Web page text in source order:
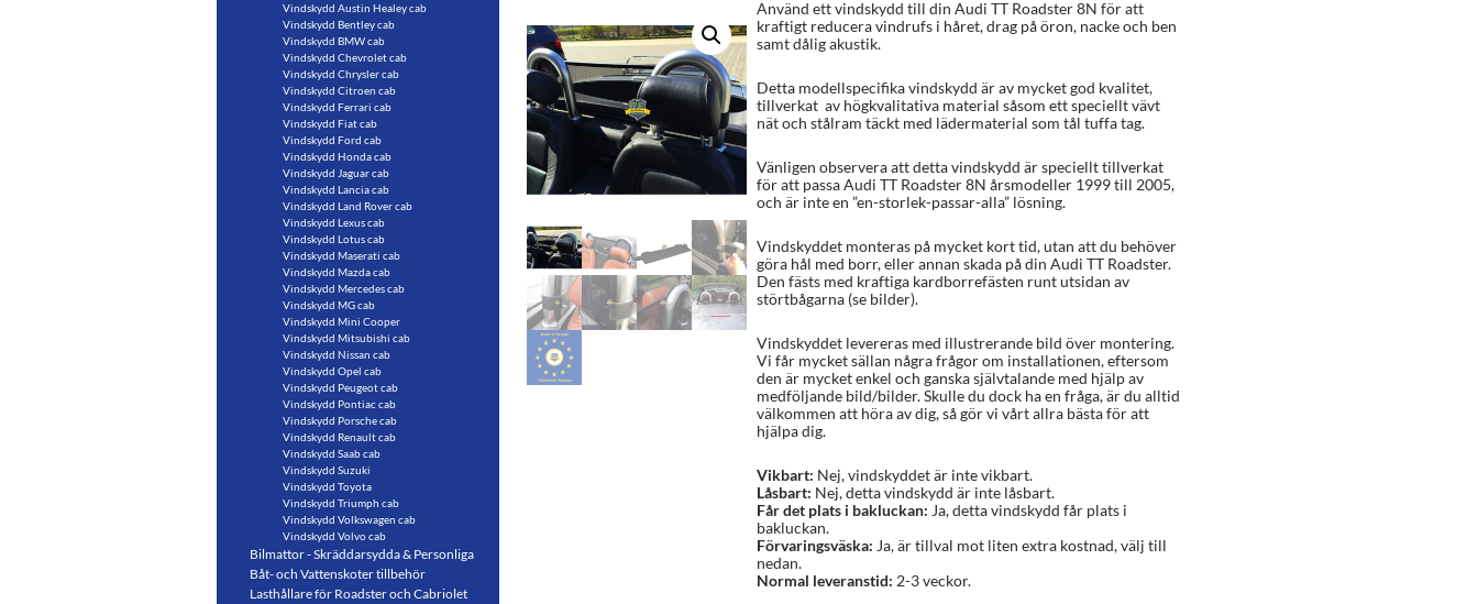
Använd ett vindskydd till din Audi TT Roadster 8N för att
kraftigt reducera vindrufs i håret, drag på öron, nacke och ben
samt dålig akustik.
Detta modellspecifika vindskydd är av mycket god kvalitet,
tillverkat av högkvalitativa material såsom ett speciellt vävt
nät och stålram täckt med lädermaterial som tål tuffa tag.
Vänligen observera att detta vindskydd är speciellt tillverkat
för att passa Audi TT Roadster 8N årsmodeller 1999 till 2005,
och är inte en ”en-storlek-passar-alla” lösning.
Vindskyddet monteras på mycket kort tid, utan att du behöver
göra hål med borr, eller annan skada på din Audi TT Roadster.
Den fästs med kraftiga kardborrefästen runt utsidan av
störtbågarna (se bilder).
Vindskyddet levereras med illustrerande bild över montering.
Vi får mycket sällan några frågor om installationen, eftersom
den är mycket enkel och ganska självtalande med hjälp av
medföljande bild/bilder. Skulle du dock ha en fråga, är du alltid
välkommen att höra av dig, så gör vi vårt allra bästa för att
hjälpa dig.
Vikbart: Nej, vindskyddet är inte vikbart.
Låsbart: Nej, detta vindskydd är inte låsbart.
Får det plats i bakluckan: Ja, detta vindskydd får plats i
bakluckan.
Förvaringsväska: Ja, är tillval mot liten extra kostnad, välj till
nedan.
Normal leveranstid: 2-3 veckor.
Vindskydd Austin Healey cab
Vindskydd Bentley cab
Vindskydd BMW cab
Vindskydd Chevrolet cab
Vindskydd Chrysler cab
Vindskydd Citroen cab
Vindskydd Ferrari cab
Vindskydd Fiat cab
Vindskydd Ford cab
Vindskydd Honda cab
Vindskydd Jaguar cab
Vindskydd Lancia cab
Vindskydd Land Rover cab
Vindskydd Lexus cab
Vindskydd Lotus cab
Vindskydd Maserati cab
Vindskydd Mazda cab
Vindskydd Mercedes cab
Vindskydd MG cab
Vindskydd Mini Cooper
Vindskydd Mitsubishi cab
Vindskydd Nissan cab
Vindskydd Opel cab
Vindskydd Peugeot cab
Vindskydd Pontiac cab
Vindskydd Porsche cab
Vindskydd Renault cab
Vindskydd Saab cab
Vindskydd Suzuki
Vindskydd Toyota
Vindskydd Triumph cab
Vindskydd Volkswagen cab
Vindskydd Volvo cab
Bilmattor - Skräddarsydda & Personliga
Båt- och Vattenskoter tillbehör
Lasthållare för Roadster och Cabriolet